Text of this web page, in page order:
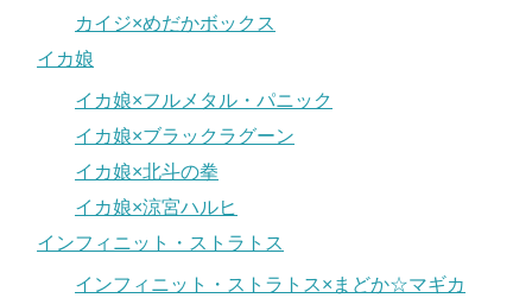
カイジ×めだかボックス
イカ娘
イカ娘×フルメタル・パニック
イカ娘×ブラックラグーン
イカ娘×北斗の拳
イカ娘×涼宮ハルヒ
インフィニット・ストラトス
インフィニット・ストラトス×まどか☆マギカ